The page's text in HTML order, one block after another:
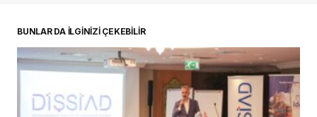
BUNLAR DA İLGİNİZİ ÇEKEBİLİR